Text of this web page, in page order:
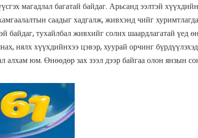
магадлал багатай байдаг. Арьсанд ээлтэй
саадыг хадгалж, живхэнд чийг
тухайлбал живхийг солих шаардлагатай үед
нялх хүүхдийнхээ цэвэр, хуурай орчинг
алхам юм. Өнөөдөр зах зээл дээр байгаа олон янзын